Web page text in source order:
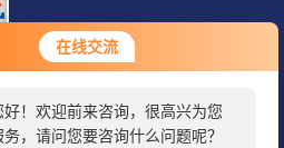
在线交流
好！欢迎前来咨询，很高兴为您
务，请问您要咨询什么问题呢？
好，看您停留很久了，是否找到
需求产品，您可以直接在线与我
扫一扫
关注我们